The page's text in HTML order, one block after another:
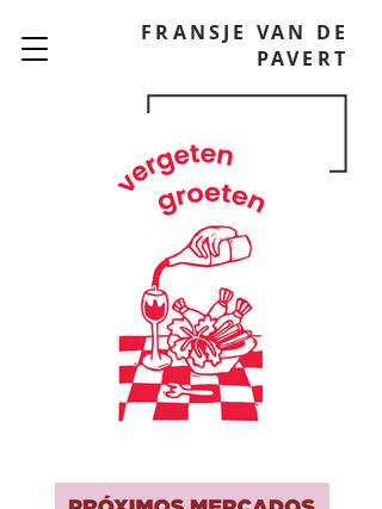
FRANSJE VAN DE
PAVERT